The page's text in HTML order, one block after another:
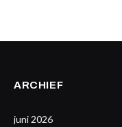
ARCHIEF
juni 2026